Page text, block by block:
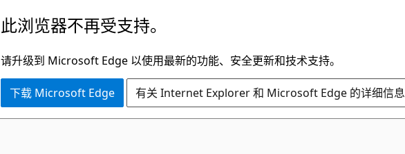
此浏览器不再受支持。
请升级到 Microsoft Edge 以使用最新的功能、安全更新和技术支持。
下载 Microsoft Edge 有关 Internet Explorer 和 Microsoft Edge 的详细信息